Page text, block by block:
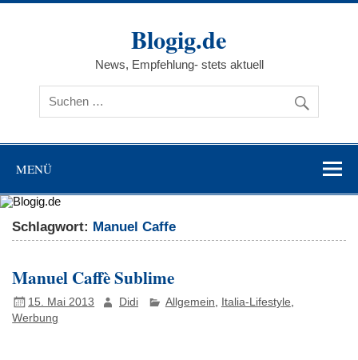
Zum
Blogig.de
News, Empfehlung- stets aktuell
MENÜ
Schlagwort: Manuel Caffe
Manuel Caffè Sublime
15. Mai 2013 Didi Allgemein Italia-Lifestyle
Werbung